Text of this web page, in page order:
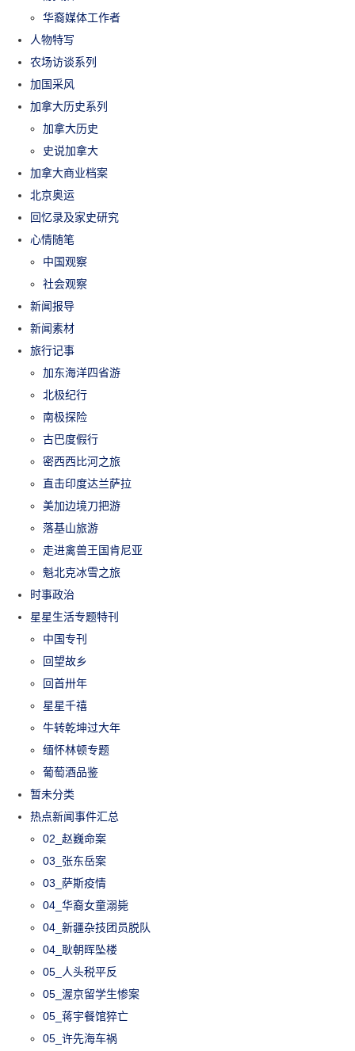
华裔媒体工作者
人物特写
农场访谈系列
加国采风
加拿大历史系列
加拿大历史
史说加拿大
加拿大商业档案
北京奥运
回忆录及家史研究
心情随笔
中国观察
社会观察
新闻报导
新闻素材
旅行记事
加东海洋四省游
北极纪行
南极探险
古巴度假行
密西西比河之旅
直击印度达兰萨拉
美加边境刀把游
落基山旅游
走进禽兽王国肯尼亚
魁北克冰雪之旅
时事政治
星星生活专题特刊
中国专刊
回望故乡
回首卅年
星星千禧
牛转乾坤过大年
缅怀林顿专题
葡萄酒品鉴
暂未分类
热点新闻事件汇总
02_赵巍命案
03_张东岳案
03_萨斯疫情
04_华裔女童溺毙
04_新疆杂技团员脱队
04_耿朝晖坠楼
05_人头税平反
05_渥京留学生惨案
05_蒋宇餐馆猝亡
05_许先海车祸